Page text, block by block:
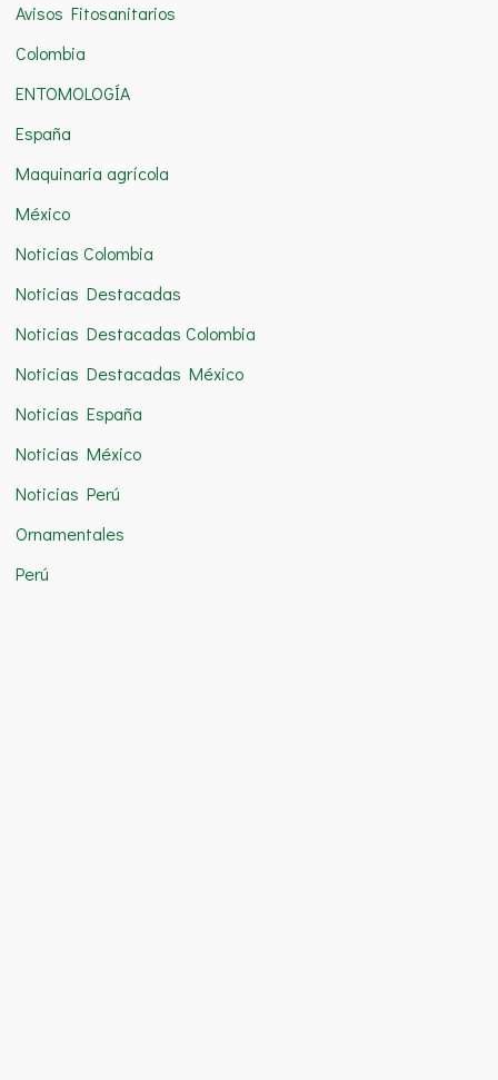
p
o
r
:
Avisos Fitosanitarios
Colombia
ENTOMOLOGÍA
España
Maquinaria agrícola
México
Noticias Colombia
Noticias Destacadas
Noticias Destacadas Colombia
Noticias Destacadas México
Noticias España
Noticias México
Noticias Perú
Ornamentales
Perú